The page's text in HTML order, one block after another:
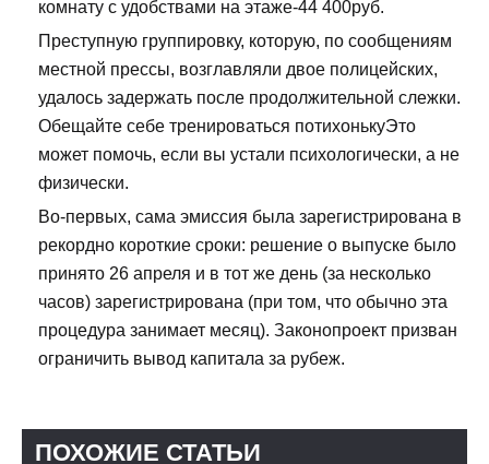
комнату с удобствами на этаже-44 400руб.
Преступную группировку, которую, по сообщениям
местной прессы, возглавляли двое полицейских,
удалось задержать после продолжительной слежки.
Обещайте себе тренироваться потихонькуЭто
может помочь, если вы устали психологически, а не
физически.
Во-первых, сама эмиссия была зарегистрирована в
рекордно короткие сроки: решение о выпуске было
принято 26 апреля и в тот же день (за несколько
часов) зарегистрирована (при том, что обычно эта
процедура занимает месяц). Законопроект призван
ограничить вывод капитала за рубеж.
ПОХОЖИЕ СТАТЬИ